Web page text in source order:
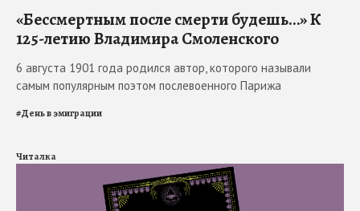
«Бессмертным после смерти будешь…» К
125-летию Владимира Смоленского
6 августа 1901 года родился автор, которого называли
самым популярным поэтом послевоенного Парижа
#День в эмиграции
Читалка